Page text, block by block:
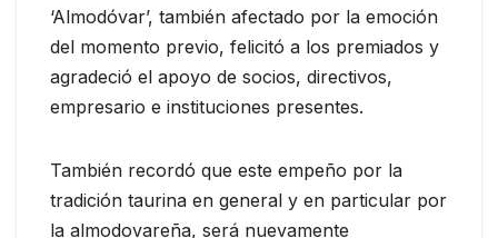
‘Almodóvar’, también afectado por la emoción
del momento previo, felicitó a los premiados y
agradeció el apoyo de socios, directivos,
empresario e instituciones presentes.
También recordó que este empeño por la
tradición taurina en general y en particular por
la almodovareña, será nuevamente